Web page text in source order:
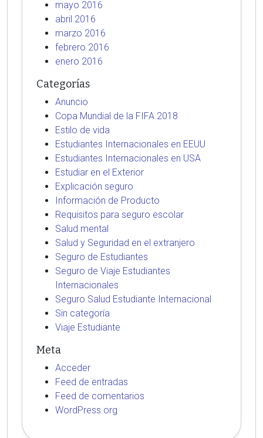
mayo 2016
abril 2016
marzo 2016
febrero 2016
enero 2016
Categorías
Anuncio
Copa Mundial de la FIFA 2018
Estilo de vida
Estudiantes Internacionales en EEUU
Estudiantes Internacionales en USA
Estudiar en el Exterior
Explicación seguro
Información de Producto
Requisitos para seguro escolar
Salud mental
Salud y Seguridad en el extranjero
Seguro de Estudiantes
Seguro de Viaje Estudiantes
Internacionales
Seguro Salud Estudiante Internacional
Sin categoría
Viaje Estudiante
Meta
Acceder
Feed de entradas
Feed de comentarios
WordPress.org